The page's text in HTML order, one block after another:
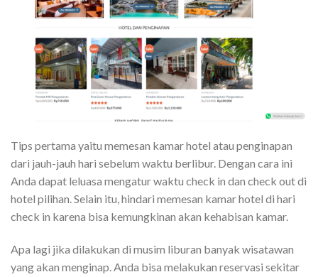
Tips pertama yaitu memesan kamar hotel atau penginapan
dari jauh-jauh hari sebelum waktu berlibur. Dengan cara ini
Anda dapat leluasa mengatur waktu check in dan check out di
hotel pilihan. Selain itu, hindari memesan kamar hotel di hari
check in karena bisa kemungkinan akan kehabisan kamar.
Apa lagi jika dilakukan di musim liburan banyak wisatawan
yang akan menginap. Anda bisa melakukan reservasi sekitar